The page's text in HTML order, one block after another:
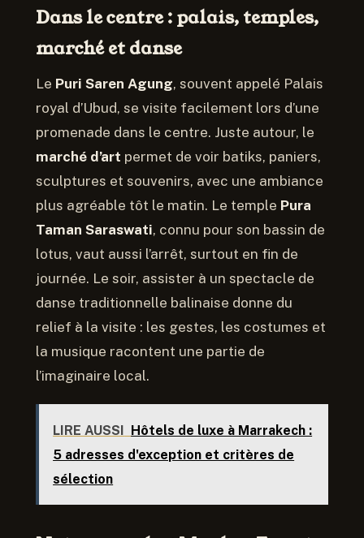
Dans le centre : palais, temples,
marché et danse
Le Puri Saren Agung, souvent appelé Palais
royal d’Ubud, se visite facilement lors d’une
promenade dans le centre. Juste autour, le
marché d’art permet de voir batiks, paniers,
sculptures et souvenirs, avec une ambiance
plus agréable tôt le matin. Le temple Pura
Taman Saraswati, connu pour son bassin de
lotus, vaut aussi l’arrêt, surtout en fin de
journée. Le soir, assister à un spectacle de
danse traditionnelle balinaise donne du
relief à la visite : les gestes, les costumes et
la musique racontent une partie de
l’imaginaire local.
LIRE AUSSI
Hôtels de luxe à Marrakech :
5 adresses d'exception et critères de
sélection